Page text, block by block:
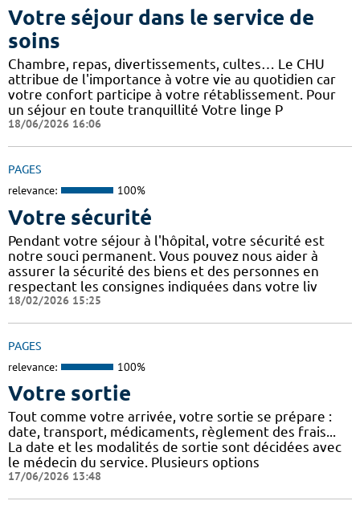
Votre séjour dans le service de
soins
Chambre, repas, divertissements, cultes… Le CHU
attribue de l'importance à votre vie au quotidien car
votre confort participe à votre rétablissement. Pour
un séjour en toute tranquillité Votre linge P
18/06/2026 16:06
PAGES
relevance: 100%
Votre sécurité
Pendant votre séjour à l'hôpital, votre sécurité est
notre souci permanent. Vous pouvez nous aider à
assurer la sécurité des biens et des personnes en
respectant les consignes indiquées dans votre liv
18/02/2026 15:25
PAGES
relevance: 100%
Votre sortie
Tout comme votre arrivée, votre sortie se prépare :
date, transport, médicaments, règlement des frais...
La date et les modalités de sortie sont décidées avec
le médecin du service. Plusieurs options
17/06/2026 13:48